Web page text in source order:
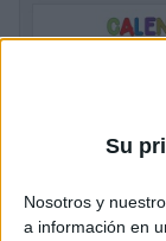
Su
Nosotros y
a información en